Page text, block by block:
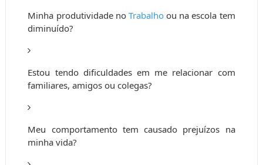
Minha produtividade no Trabalhoou na escola tem
diminuído?
Estou tendo dificuldades em me relacionar com
familiares, amigos ou colegas?
Meu comportamento tem causado prejuízos na
minha vida?